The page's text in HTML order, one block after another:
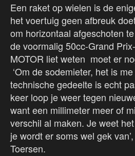
Een raket op wielen is de
het voertuig geen afbreuk
om horizontaal afgeschoten
de voormalig 50cc-Grand
MOTOR liet weten moet er
‘Om de sodemieter, het is
technische gedeelte is echt
keer loop je weer tegen
want een millimeter meer of
verschil al maken. Je weet
je wordt er soms wel gek
Toersen.